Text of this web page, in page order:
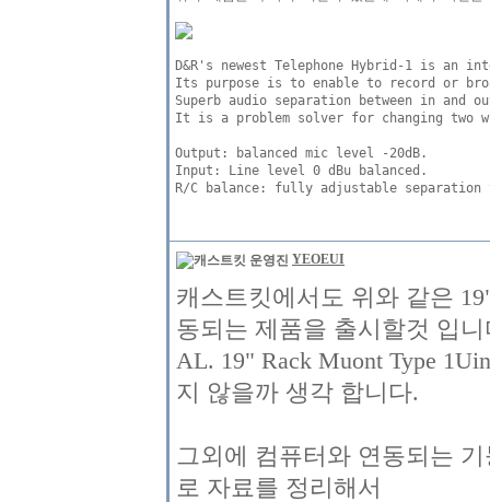
D&R's newest Telephone Hybrid-1 is an
Its purpose is to enable to record or
Superb audio separation between in
It is a problem solver for changing two
Output: balanced mic level -20dB.
Input: Line level 0 dBu balanced.
YEOEUI
캐스트킷에서도 위와 같은
동되는 제품을 출시할것 입니
AL. 19" Rack Muont Type
지 않을까 생각 합니다.
그외에 컴퓨터와 연동되는
로 자료를 정리해서